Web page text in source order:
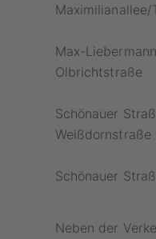
Max-
Olbrichtstraße
Schönauer
Weißdornstraße
Schönauer
Neben der